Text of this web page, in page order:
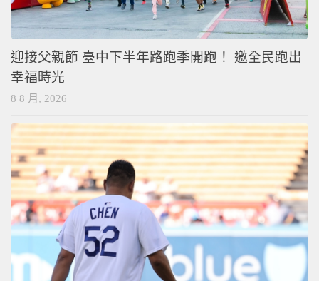
迎接父親節 臺中下半年路跑季開跑！ 邀全民跑出
幸福時光
8 8 月, 2026